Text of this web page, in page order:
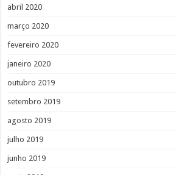
abril 2020
março 2020
fevereiro 2020
janeiro 2020
outubro 2019
setembro 2019
agosto 2019
julho 2019
junho 2019